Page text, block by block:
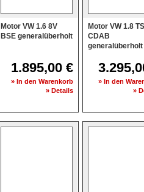
Motor VW 1.6 8V
BSE generalüberholt
1.895,00 €
» In den Warenkorb
» Details
Motor VW 1.8
CDAB
generalüberholt
» In den
»